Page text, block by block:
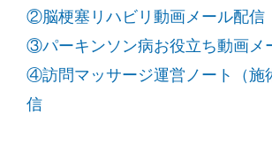
②脳梗塞リハビリ動画メール配信
③パーキンソン病お役立ち動画メ
④訪問マッサージ運営ノート（施
信